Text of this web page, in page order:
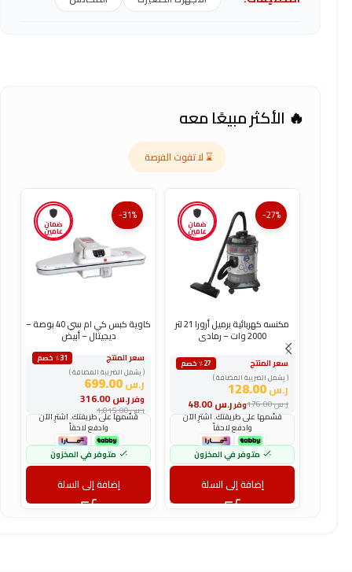
🔥 الأكثر مبيعًا معه
⌛ لا تفوت الفرصة
ضمان
عامين
-27%
مكنسه كهربائية برميل أرورا 21 لتر
2000 وات – رمادى
سعر المنتج
٪27 خصم
( يشمل الضريبة المضافة )
ر.س128.00
وفرر.س ر.س176.00
قسّمها على طريقتك. اشترِ الآن
وادفع لاحقاً
متوفر في المخزون
إضافة إلى السلة
ضمان
عامين
-31%
كاوية كبس كي ام سي 40 بوصة –
ديجيتال – أبيض
سعر المنتج
٪31 خصم
( يشمل الضريبة المضافة )
ر.س699.00
وفرر.س
ر.س1,015.00
قسّمها على طريقتك. اشترِ الآن
وادفع لاحقاً
متوفر في المخزون
إضافة إلى السلة